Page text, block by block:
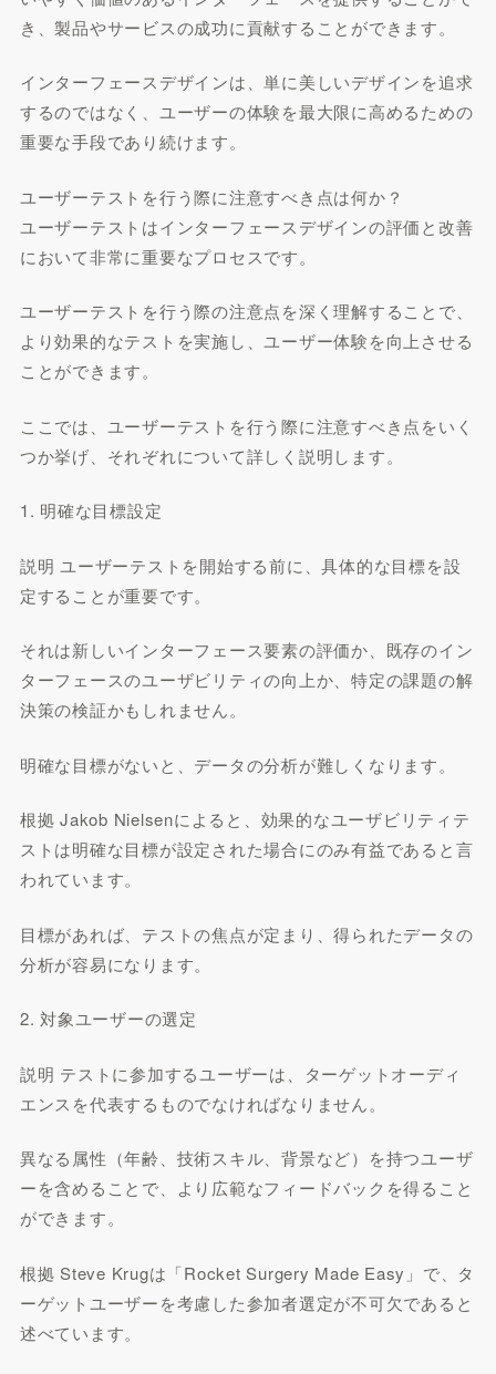
き、製品やサービスの成功に貢献することができます。
インターフェースデザインは、単に美しいデザインを追求
するのではなく、ユーザーの体験を最大限に高めるための
重要な手段であり続けます。
ユーザーテストを行う際に注意すべき点は何か？
ユーザーテストはインターフェースデザインの評価と改善
において非常に重要なプロセスです。
ユーザーテストを行う際の注意点を深く理解することで、
より効果的なテストを実施し、ユーザー体験を向上させる
ことができます。
ここでは、ユーザーテストを行う際に注意すべき点をいく
つか挙げ、それぞれについて詳しく説明します。
1. 明確な目標設定
説明 ユーザーテストを開始する前に、具体的な目標を設
定することが重要です。
それは新しいインターフェース要素の評価か、既存のイン
ターフェースのユーザビリティの向上か、特定の課題の解
決策の検証かもしれません。
明確な目標がないと、データの分析が難しくなります。
根拠 Jakob Nielsenによると、効果的なユーザビリティテ
ストは明確な目標が設定された場合にのみ有益であると言
われています。
目標があれば、テストの焦点が定まり、得られたデータの
分析が容易になります。
2. 対象ユーザーの選定
説明 テストに参加するユーザーは、ターゲットオーディ
エンスを代表するものでなければなりません。
異なる属性（年齢、技術スキル、背景など）を持つユーザ
ーを含めることで、より広範なフィードバックを得ること
ができます。
根拠 Steve Krugは「Rocket Surgery Made Easy」で、タ
ーゲットユーザーを考慮した参加者選定が不可欠であると
述べています。